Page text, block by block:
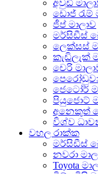
අවුඩි
ඩොජ් රැම්
ජීප් මාලාව
මර්සිඩීස්
ලෙක්සස්
කැඩිලැක්
චෙරි
පෙරෝඩුවා
ජෙටෝර්
පියුජොට්
අනෙකුත්
විශ්ව
වහල රාක්ක
මර්සිඩීස්
නවරා
Toyota